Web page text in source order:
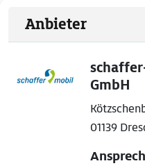
Anbieter
GmbH
01139